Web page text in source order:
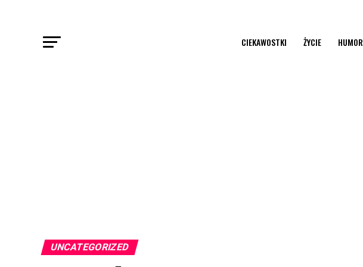
CIEKAWOSTKI ŻYCIE HUMOR
UNCATEGORIZED